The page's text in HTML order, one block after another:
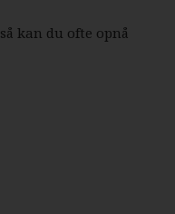
kan du ofte opnå